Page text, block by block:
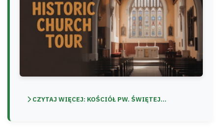
CZYTAJ WIĘCEJ: KOŚCIÓŁ PW. ŚWIĘTEJ...